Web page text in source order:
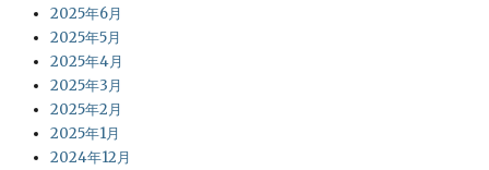
2025年6月
2025年5月
2025年4月
2025年3月
2025年2月
2025年1月
2024年12月